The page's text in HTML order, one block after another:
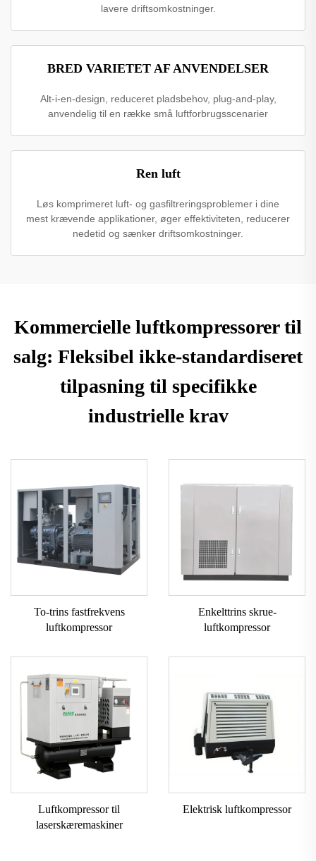
lavere driftsomkostninger.
BRED VARIETET AF ANVENDELSER
Alt-i-en-design, reduceret pladsbehov, plug-and-play,
anvendelig til en række små luftforbrugsscenarier
Ren luft
Løs komprimeret luft- og gasfiltreringsproblemer i dine
mest krævende applikationer, øger effektiviteten, reducerer
nedetid og sænker driftsomkostninger.
Kommercielle luftkompressorer til
salg: Fleksibel ikke-standardiseret
tilpasning til specifikke
industrielle krav
To-trins fastfrekvens
luftkompressor
Enkelttrins skrue-
luftkompressor
Luftkompressor til
laserskæremaskiner
Elektrisk luftkompressor